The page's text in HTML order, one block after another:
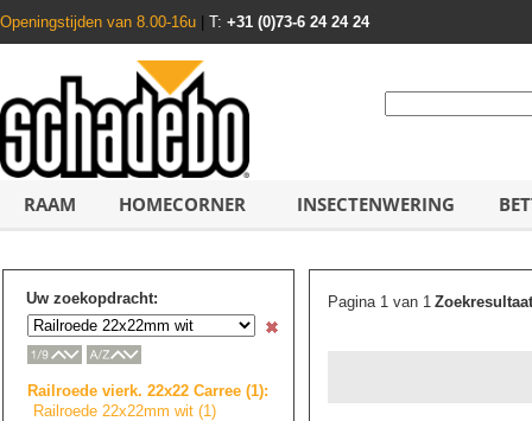
Openingstijden van 8.00-16u T: +31 (0)73-6 24 24 24
RAAM HOMECORNER INSECTENWERING
Uw zoekopdracht:
Railroede vierk. 22x22 Carree (1):
Railroede 22x22mm wit (1)
Pagina 1 van 1Zoekresultaat